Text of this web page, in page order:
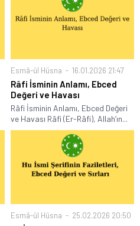
Esmâ-ül Hüsna 16.01.2026 21:47
Râfi İsminin Anlamı, Ebced
Değeri ve Havası
Râfi İsminin Anlamı, Ebced Değeri
ve Havası Râfi (Er-Râfi), Allah’ın...
Esmâ-ül Hüsna 25.02.2026 20:50